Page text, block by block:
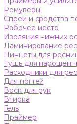
Ремуверы
Спреи и средства
Рабочее место
Изоляция нижних
Ламинирование
Пинцеты для
Тушь для
Расходники для
Для ногтей
Воск для рук
Втирка
Гель
Праймер